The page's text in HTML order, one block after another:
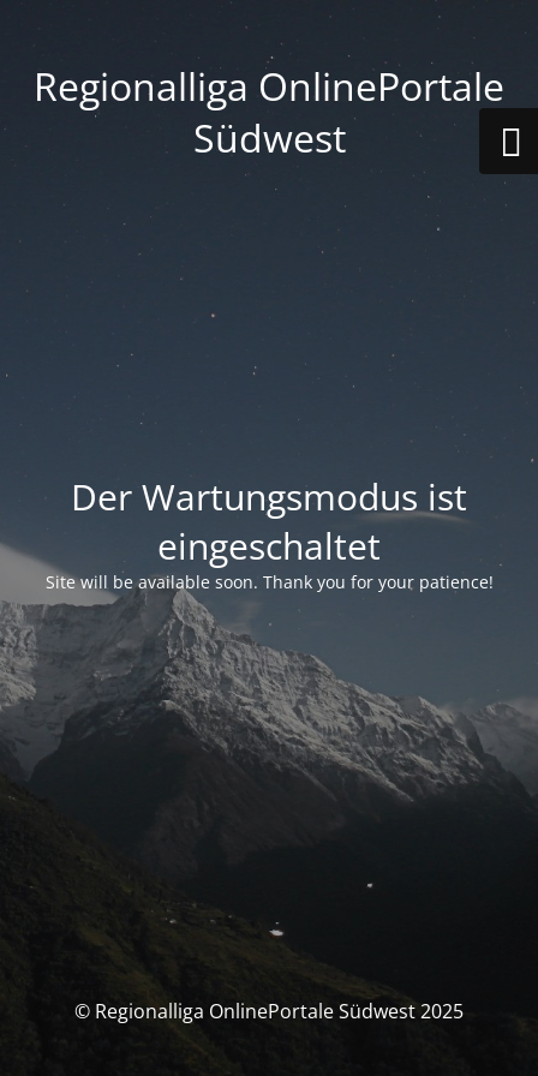
Regionalliga OnlinePortale
Südwest
Der Wartungsmodus ist
eingeschaltet
Site will be available soon. Thank you for your patience!
© Regionalliga OnlinePortale Südwest 2025